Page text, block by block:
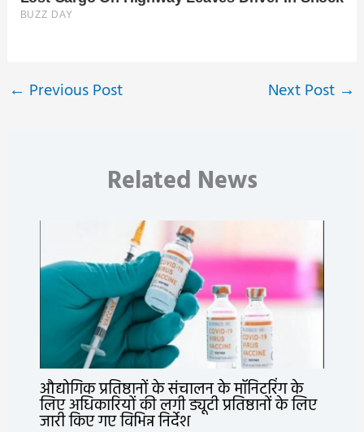
← Previous Post Next Post →
Related News
औद्योगिक प्रतिष्ठानों के संचालन के मॉनिटरिंग के
लिए अधिकारियों की लगी ड्यूटी प्रतिष्ठानों के लिए
जारी किए गए विभिन्न निर्देश